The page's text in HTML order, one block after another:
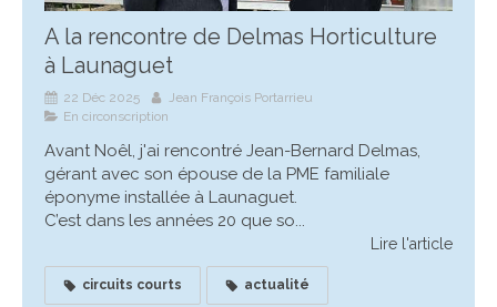
A la rencontre de Delmas Horticulture
à Launaguet
22 Déc 2025
Jean François Portarrieu
En circonscription
Avant Noêl, j'ai rencontré Jean-Bernard Delmas,
gérant avec son épouse de la PME familiale
éponyme installée à Launaguet.
C’est dans les années 20 que so...
Lire l'article
circuits courts actualité